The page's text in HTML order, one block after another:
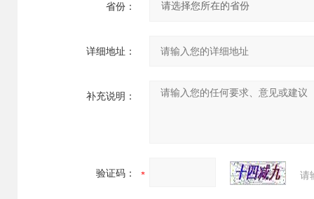
省份：
详细地址：
补充说明：
验证码： 请